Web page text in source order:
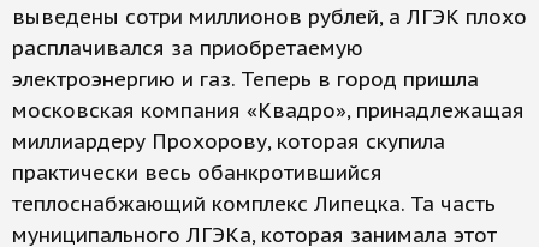
выведены сотри миллионов рублей, а ЛГЭК плохо
расплачивался за приобретаемую
электроэнергию и газ. Теперь в город пришла
московская компания «Квадро», принадлежащая
миллиардеру Прохорову, которая скупила
практически весь обанкротившийся
теплоснабжающий комплекс Липецка. Та часть
муниципального ЛГЭКа, которая занимала этот